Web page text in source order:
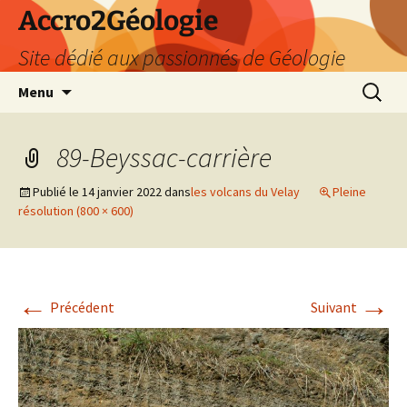
Accro2Géologie
Site dédié aux passionnés de Géologie
Menu
89-Beyssac-carrière
Publié le 14 janvier 2022dansles volcans du Velay
Pleine
résolution (800 × 600)
← Précédent Suivant →